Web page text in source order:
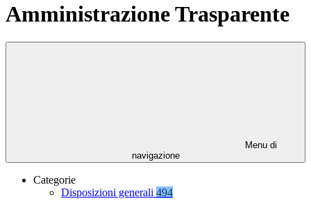
Amministrazione Trasparente
Menu di
navigazione
Categorie
Disposizioni generali 494